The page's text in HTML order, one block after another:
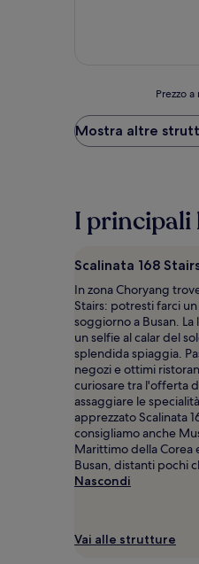
notte
più
ore,
un
soggiorno
di
1
notte
per
2
adulti.
Prezzi
e
disponibilità
possono
cambiare.
Potrebbero
essere
aggiuntive.
Prezzo
Mostra altre
I principali
Scalinata 168
In zona Choryang
Stairs: potresti farci
soggiorno a Busan.
un selfie al calar del
splendida spiaggia.
negozi e ottimi
curiosare tra l'offerta
assaggiare le
apprezzato Scalinata
consigliamo anche
Marittimo della Corea
Busan, distanti pochi
Nascondi
Vai alle strutture